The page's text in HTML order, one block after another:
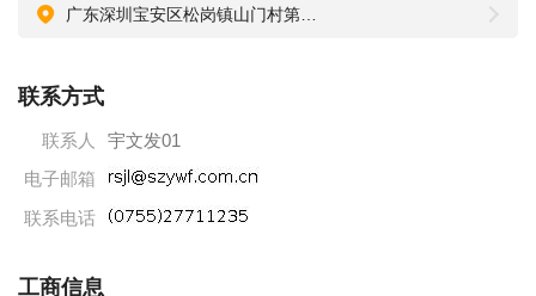
联系方式
联系人
宇文发01
电子邮箱
联系电话
工商信息